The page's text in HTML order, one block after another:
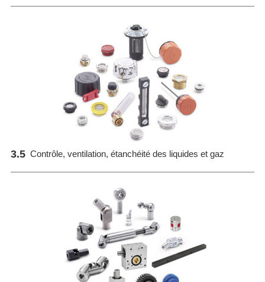
3.5 Contrôle, ventilation, étanchéité des liquides et gaz